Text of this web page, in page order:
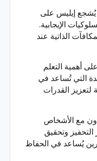
يُشجع إيليس على
الإيجابية.
الذاتية عند
أهمية التعلم
التي تُساعد في
لتعزيز القدرات
مع الأشخاص
التحفيز وتحقيق
يُساعد في الحفاظ